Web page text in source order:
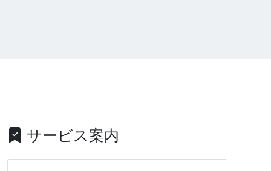
サービス案内